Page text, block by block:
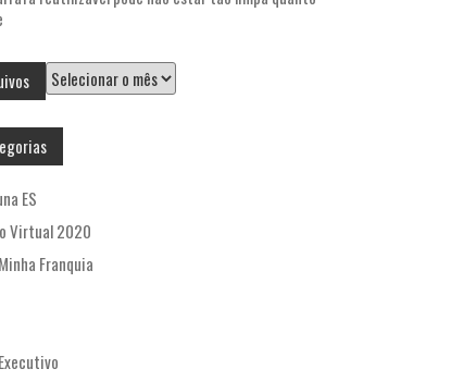
Arquivos
ES
Virtual 2020
Franquia